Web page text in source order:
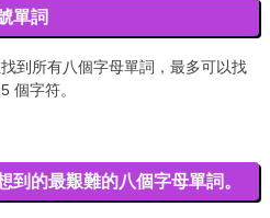
單詞
到所有八個字母單詞，最多可以找
個字符。
到的最艱難的八個字母單詞。